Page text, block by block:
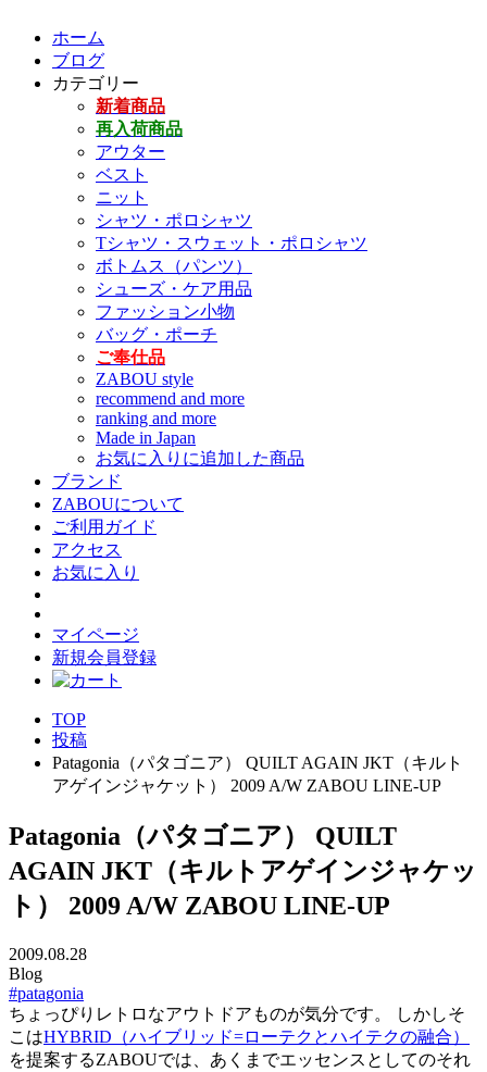
ホーム
ブログ
カテゴリー
新着商品
再入荷商品
アウター
ベスト
ニット
シャツ・ポロシャツ
Tシャツ・スウェット・ポロシャツ
ボトムス（パンツ）
シューズ・ケア用品
ファッション小物
バッグ・ポーチ
ご奉仕品
ZABOU style
recommend and more
ranking and more
Made in Japan
お気に入りに追加した商品
ブランド
ZABOUについて
ご利用ガイド
アクセス
お気に入り
マイページ
新規会員登録
TOP
投稿
Patagonia（パタゴニア） QUILT AGAIN JKT（キルト
アゲインジャケット） 2009 A/W ZABOU LINE-UP
Patagonia（パタゴニア） QUILT
AGAIN JKT（キルトアゲインジャケッ
ト） 2009 A/W ZABOU LINE-UP
2009.08.28
Blog
#patagonia
ちょっぴりレトロなアウトドアものが気分です。 しかしそ
こはHYBRID（ハイブリッド=ローテクとハイテクの融合）
を提案するZABOUでは、あくまでエッセンスとしてのそれ